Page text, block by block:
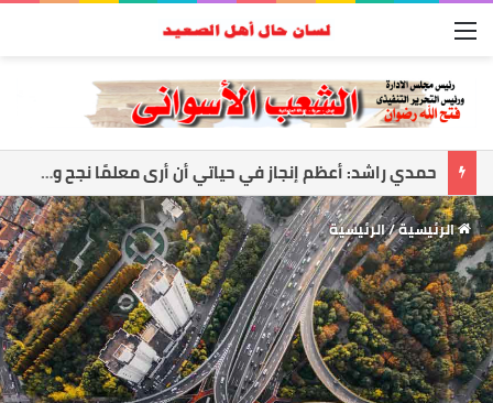
أسوان تواجه العاصفة.. رفع الجاهزية وتعليق الملاحة لحماية المواطنين
الرئيسية/الرئيسية